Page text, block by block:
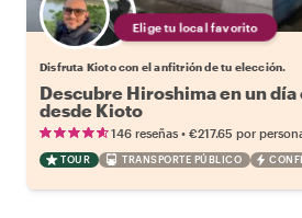
Elige tu local favorito
Disfruta Kioto con el anfitrión de tu elección.
Descubre Hiroshima en un día
desde Kioto
146 reseñas • €217.65 por
TOUR TRANSPORTE PÚBLICO